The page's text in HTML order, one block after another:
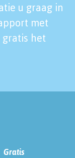
u graag in
met
gratis het
Gratis